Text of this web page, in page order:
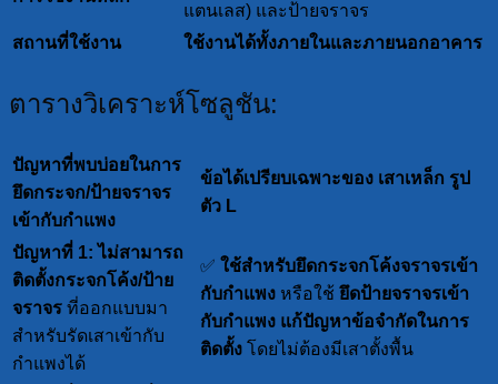
แตนเลส) และป้ายจราจร
สถานที่ใช้งาน
ใช้งานได้ทั้งภายในและภายนอกอาคาร
ตารางวิเคราะห์โซลูชัน:
ปัญหาที่พบบ่อยในการ
ยึดกระจก/ป้ายจราจร
เข้ากับกำแพง
ข้อได้เปรียบเฉพาะของ เสาเหล็ก รูป
ตัว L
ปัญหาที่ 1: ไม่สามารถ
ติดตั้งกระจกโค้ง/ป้าย
จราจร ที่ออกแบบมา
สำหรับรัดเสาเข้ากับ
กำแพงได้
✅ ใช้สำหรับยึดกระจกโค้งจราจรเข้า
กับกำแพง หรือใช้ ยึดป้ายจราจรเข้า
กับกำแพง แก้ปัญหาข้อจำกัดในการ
ติดตั้ง โดยไม่ต้องมีเสาตั้งพื้น